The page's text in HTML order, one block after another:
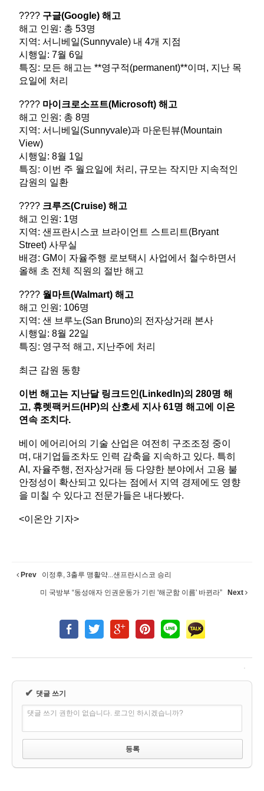
???? 구글(Google) 해고
해고 인원 : 총 53명
지역: 서니베일(Sunnyvale) 내 4개 지점
시행일: 7월 6일
특징: 모든 해고는 **영구적(permanent)**이며 , 지난 목
요일에 처리
???? 마이크로소프트(Microsoft) 해고
해고 인원 : 총 8명
지역: 서니베일(Sunnyvale)과 마운틴뷰(Mountain
View)
시행일: 8월 1일
특징: 이번 주 월요일에 처리 , 규모는 작지만 지속적인
감원의 일환
???? 크루즈(Cruise) 해고
해고 인원 : 1명
지역: 샌프란시스코 브라이언트 스트리트(Bryant
Street) 사무실
배경: GM이 자율주행 로보택시 사업에서 철수하면서
올해 초 전체 직원의 절반 해고
???? 월마트(Walmart) 해고
해고 인원 : 106명
지역: 샌 브루노(San Bruno)의 전자상거래 본사
시행일: 8월 22일
특징: 영구적 해고, 지난주에 처리
최근 감원 동향
이번 해고는 지난달 링크드인(LinkedIn)의 280명 해
고, 휴렛팩커드(HP)의 산호세 지사61명 해고에 이은
연속 조치다.
베이 에어리어의 기술 산업은 여전히 구조조정 중이
며 , 대기업들조차도 인력 감축을 지속하고 있다. 특히
AI, 자율주행, 전자상거래 등 다양한 분야에서 고용 불
안정성이 확산되고 있다는 점에서 지역 경제에도 영향
을 미칠 수 있다고 전문가들은 내다봤다.
<이온안 기자>
Prev 이정후, 3출루 맹활약...샌프란시스코 승리
미 국방부 “동성애자 인권운동가 기린 '해군함 이름' 바뀐라” Next
✔ 댓글 쓰기
댓글 쓰기 권한이 없습니다. 로그인 하시겠습니까?